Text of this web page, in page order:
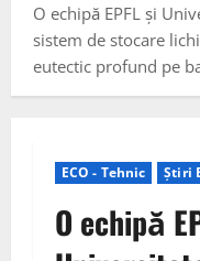
O echipă EPFL și
sistem de stocare
eutectic profund pe
ECO - Tehnic Știri
O echipă